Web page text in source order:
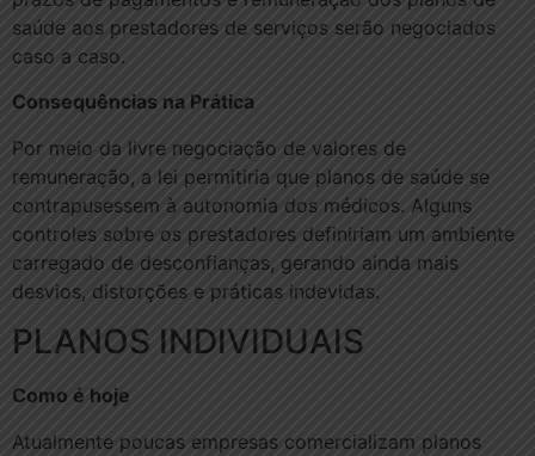
saúde aos prestadores de serviços serão negociados
caso a caso.
Consequências na Prática
Por meio da livre negociação de valores de
remuneração, a lei permitiria que planos de saúde se
contrapusessem à autonomia dos médicos. Alguns
controles sobre os prestadores definiriam um ambiente
carregado de desconfianças, gerando ainda mais
desvios, distorções e práticas indevidas.
PLANOS INDIVIDUAIS
Como é hoje
Atualmente poucas empresas comercializam planos